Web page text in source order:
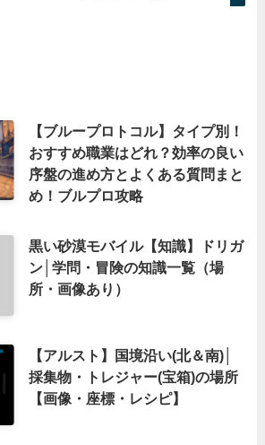
【ブループロトコル】タイプ別！
おすすめ職業はどれ？効率の良い
序盤の進め方とよくある質問まと
め！ブルプロ攻略
黒い砂漠モバイル【知識】ドリガ
ン│学問・冒険の知識一覧（場
所・画像あり）
【アルスト】国境沿い(北＆南)│
採集物・トレジャー(宝箱)の場所
【画像・座標・レシピ】